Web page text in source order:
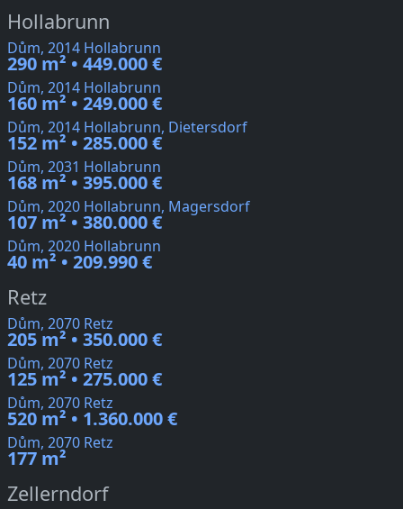
Hollabrunn
Dům, 2014 Hollabrunn
290 m² • 449.000 €
Dům, 2014 Hollabrunn
160 m² • 249.000 €
Dům, 2014 Hollabrunn, Dietersdorf
152 m² • 285.000 €
Dům, 2031 Hollabrunn
168 m² • 395.000 €
Dům, 2020 Hollabrunn, Magersdorf
107 m² • 380.000 €
Dům, 2020 Hollabrunn
40 m² • 209.990 €
Retz
Dům, 2070 Retz
205 m² • 350.000 €
Dům, 2070 Retz
125 m² • 275.000 €
Dům, 2070 Retz
520 m² • 1.360.000 €
Dům, 2070 Retz
177 m²
Zellerndorf